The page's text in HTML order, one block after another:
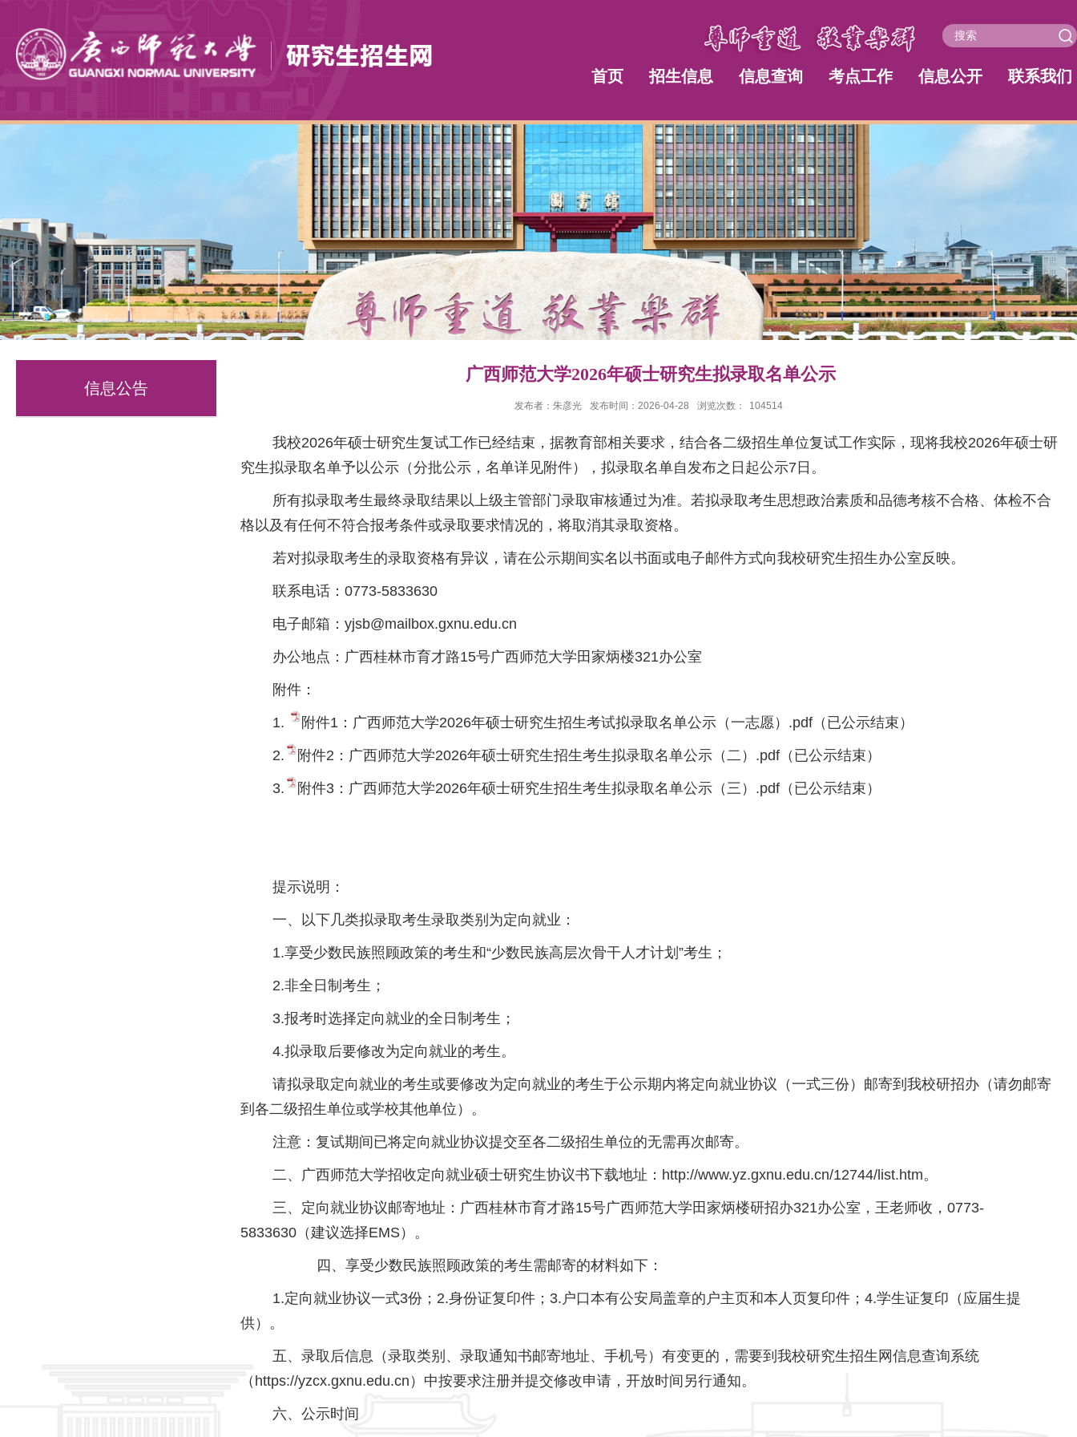
首页 招生信息 信息查询 考点工作 信息公开 联系我们
信息公告
广西师范大学2026年硕士研究生拟录取名单公示
发布者：朱彦光 发布时间：2026-04-28 浏览次数： 104514
我校2026年硕士研究生复试工作已经结束，据教育部相关要求，结合各二级招生单位复试工作实际，现将我校2026年硕士研
究生拟录取名单予以公示（分批公示，名单详见附件），拟录取名单自发布之日起公示7日。
所有拟录取考生最终录取结果以上级主管部门录取审核通过为准。若拟录取考生思想政治素质和品德考核不合格、体检不合
格以及有任何不符合报考条件或录取要求情况的，将取消其录取资格。
若对拟录取考生的录取资格有异议，请在公示期间实名以书面或电子邮件方式向我校研究生招生办公室反映。
联系电话：0773-5833630
电子邮箱：yjsb@mailbox.gxnu.edu.cn
办公地点：广西桂林市育才路15号广西师范大学田家炳楼321办公室
附件：
1. 附件1：广西师范大学2026年硕士研究生招生考试拟录取名单公示（一志愿）.pdf（已公示结束）
2. 附件2：广西师范大学2026年硕士研究生招生考生拟录取名单公示（二）.pdf（已公示结束）
3. 附件3：广西师范大学2026年硕士研究生招生考生拟录取名单公示（三）.pdf（已公示结束）
提示说明：
一、以下几类拟录取考生录取类别为定向就业：
1.享受少数民族照顾政策的考生和“少数民族高层次骨干人才计划”考生；
2.非全日制考生；
3.报考时选择定向就业的全日制考生；
4.拟录取后要修改为定向就业的考生。
请拟录取定向就业的考生或要修改为定向就业的考生于公示期内将定向就业协议（一式三份）邮寄到我校研招办（请勿邮寄
到各二级招生单位或学校其他单位）。
注意：复试期间已将定向就业协议提交至各二级招生单位的无需再次邮寄。
二、广西师范大学招收定向就业硕士研究生协议书下载地址：http://www.yz.gxnu.edu.cn/12744/list.htm。
三、定向就业协议邮寄地址：广西桂林市育才路15号广西师范大学田家炳楼研招办321办公室，王老师收，0773-
5833630（建议选择EMS）。
四、享受少数民族照顾政策的考生需邮寄的材料如下：
1.定向就业协议一式3份；2.身份证复印件；3.户口本有公安局盖章的户主页和本人页复印件；4.学生证复印（应届生提
供）。
五、录取后信息（录取类别、录取通知书邮寄地址、手机号）有变更的，需要到我校研究生招生网信息查询系统
（https://yzcx.gxnu.edu.cn）中按要求注册并提交修改申请，开放时间另行通知。
六、公示时间